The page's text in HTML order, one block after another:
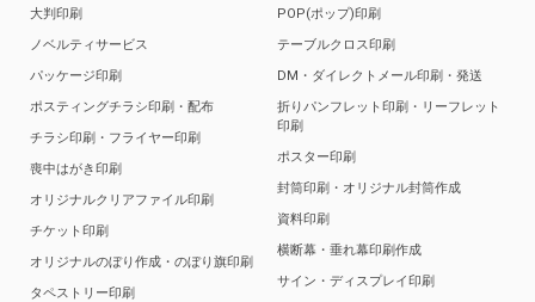
大判印刷
ノベルティサービス
パッケージ印刷
ポスティングチラシ印刷・配布
チラシ印刷・フライヤー印刷
喪中はがき印刷
オリジナルクリアファイル印刷
チケット印刷
オリジナルのぼり作成・のぼり旗印刷
タペストリー印刷
POP(ポップ)印刷
テーブルクロス印刷
DM・ダイレクトメール印刷・発送
折りパンフレット印刷・リーフレット
印刷
ポスター印刷
封筒印刷・オリジナル封筒作成
資料印刷
横断幕・垂れ幕印刷作成
サイン・ディスプレイ印刷